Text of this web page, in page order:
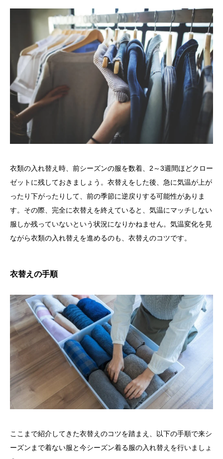
衣類の入れ替え時、前シーズンの服を数着、2～3週間ほどクロー
ゼットに残しておきましょう。衣替えをした後、急に気温が上が
ったり下がったりして、前の季節に逆戻りする可能性がありま
す。その際、完全に衣替えを終えていると、気温にマッチしない
服しか残っていないという状況になりかねません。気温変化を見
ながら衣類の入れ替えを進めるのも、衣替えのコツです。
衣替えの手順
ここまで紹介してきた衣替えのコツを踏まえ、以下の手順で来シ
ーズンまで着ない服と今シーズン着る服の入れ替えを行いましょ